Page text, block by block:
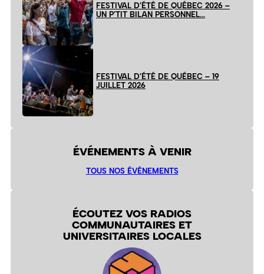
FESTIVAL D’ÉTÉ DE QUÉBEC 2026 –
UN P’TIT BILAN PERSONNEL…
FESTIVAL D’ÉTÉ DE QUÉBEC – 19
JUILLET 2026
ÉVÉNEMENTS À VENIR
TOUS NOS ÉVÉNEMENTS
ÉCOUTEZ VOS RADIOS
COMMUNAUTAIRES ET
UNIVERSITAIRES LOCALES